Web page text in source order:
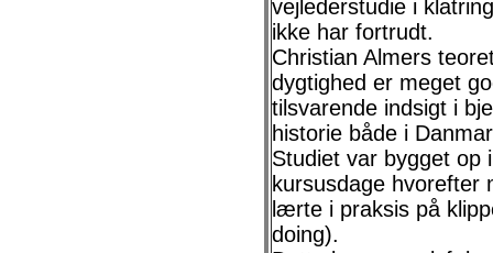
vejlederstudie i
ikke har fortrudt.
Christian Almers
dygtighed er meget
tilsvarende indsigt i
historie både i
Studiet var bygget op
kursusdage hvorefter
lærte i praksis på
doing).